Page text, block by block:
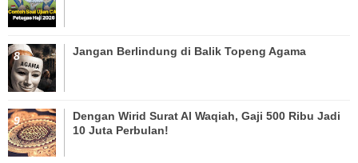
Jangan Berlindung di Balik Topeng Agama
Dengan Wirid Surat Al Waqiah, Gaji 500 Ribu Jadi
10 Juta Perbulan!